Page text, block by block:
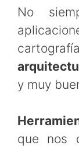
No
y muy
que nos